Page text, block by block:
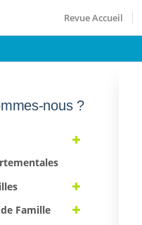
Revue Accueil
nous ?
Famille